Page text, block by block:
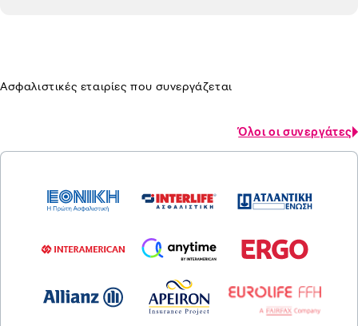
Ασφαλιστικές εταιρίες που συνεργάζεται
Όλοι οι συνεργάτες